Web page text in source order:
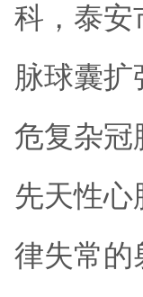
科，泰安
脉球囊
危复杂冠
先天性
律失常的